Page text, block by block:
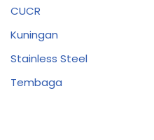
CUCR
Kuningan
Stainless Steel
Tembaga